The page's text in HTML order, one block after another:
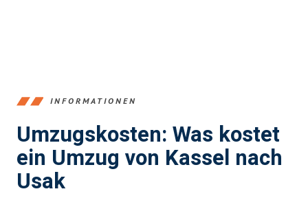
INFORMATIONEN
Umzugskosten: Was kostet
ein Umzug von Kassel nach
Usak